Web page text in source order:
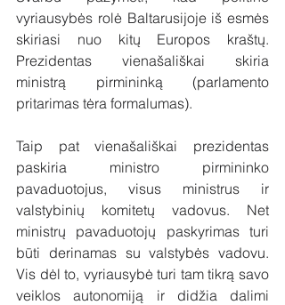
vyriausybės rolė Baltarusijoje iš esmės
skiriasi nuo kitų Europos kraštų.
Prezidentas vienašališkai skiria
ministrą pirmininką (parlamento
pritarimas tėra formalumas).
Taip pat vienašališkai prezidentas
paskiria ministro pirmininko
pavaduotojus, visus ministrus ir
valstybinių komitetų vadovus. Net
ministrų pavaduotojų paskyrimas turi
būti derinamas su valstybės vadovu.
Vis dėl to, vyriausybė turi tam tikrą savo
veiklos autonomiją ir didžia dalimi